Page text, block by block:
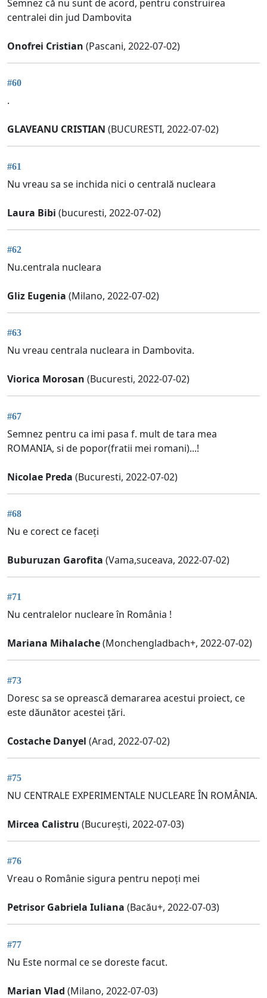
Semnez că nu sunt de acord, pentru construirea
centralei din jud Dambovita
Onofrei Cristian (Pascani, 2022-07-02)
#60
.
GLAVEANU CRISTIAN (BUCURESTI, 2022-07-02)
#61
Nu vreau sa se inchida nici o centrală nucleara
Laura Bibi (bucuresti, 2022-07-02)
#62
Nu.centrala nucleara
Gliz Eugenia (Milano, 2022-07-02)
#63
Nu vreau centrala nucleara in Dambovita.
Viorica Morosan (Bucuresti, 2022-07-02)
#67
Semnez pentru ca imi pasa f. mult de tara mea
ROMANIA, si de popor(fratii mei romani)...!
Nicolae Preda (Bucuresti, 2022-07-02)
#68
Nu e corect ce faceți
Buburuzan Garofita (Vama,suceava, 2022-07-02)
#71
Nu centralelor nucleare în România !
Mariana Mihalache(Monchengladbach+, 2022-07-02)
#73
Doresc sa se oprească demararea acestui proiect, ce
este dăunător acestei țări.
Costache Danyel (Arad, 2022-07-02)
#75
NU CENTRALE EXPERIMENTALE NUCLEARE ÎN ROMÂNIA.
Mircea Calistru (București, 2022-07-03)
#76
Vreau o Românie sigura pentru nepoți mei
Petrisor Gabriela Iuliana (Bacău+, 2022-07-03)
#77
Nu Este normal ce se doreste facut.
Marian Vlad (Milano, 2022-07-03)